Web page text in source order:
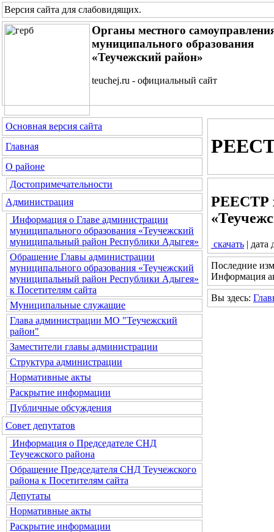
Версия сайта для слабовидящих.
Органы местного
муниципального образования
«Теучежский район»
teuchej.ru - официальный сайт
Основная версия сайта
Главная
О районе
Достопримечательности
Администрация
Информация о Главе администрации
муниципального образования «Теучежский
муниципальный район Республики Адыгея»
Обращение Главы администрации
муниципального образования «Теучежский
муниципальный район Республики Адыгея»
к Посетителям сайта
Муниципальные служащие
Глава администрации МО "Теучежский
район"
Заместители главы администрации
Структура администрации
Нормативные акты
Раскрытие информации
Публичные обсуждения
Совет депутатов
Информация о Председателе СНД
Теучежского района
Обращение Председателя СНД Теучежского
района к Посетителям сайта
Депутаты
Нормативные акты
Раскрытие информации
РЕЕСТР
скачать | дата
Последние
Информация
Вы здесь: